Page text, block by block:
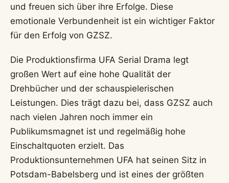
und freuen sich über ihre Erfolge. Diese
emotionale Verbundenheit ist ein wichtiger Faktor
für den Erfolg von GZSZ.
Die Produktionsfirma UFA Serial Drama legt
großen Wert auf eine hohe Qualität der
Drehbücher und der schauspielerischen
Leistungen. Dies trägt dazu bei, dass GZSZ auch
nach vielen Jahren noch immer ein
Publikumsmagnet ist und regelmäßig hohe
Einschaltquoten erzielt. Das
Produktionsunternehmen UFA hat seinen Sitz in
Potsdam-Babelsberg und ist eines der größten